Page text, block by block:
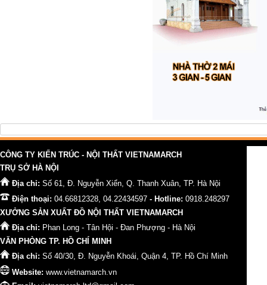
CÔNG TY KIẾN TRÚC - NỘI THẤT VIETNAMARCH
TRỤ SỞ HÀ NỘI
Địa chỉ: Số 61, Đ. Nguyễn Xiển, Q. Thanh Xuân, TP. Hà Nội
Điện thoại: 04.66812328, 04.22434597 - Hotline: 0918.248297
XƯỞNG SẢN XUẤT ĐỒ NỘI THẤT VIETNAMARCH
Địa chỉ: Phan Long - Tân Hội - Đan Phượng - Hà Nội
VĂN PHÒNG TP. HỒ CHÍ MINH
Địa chỉ: Số 40/30, Đ. Nguyễn Khoái, Quận 4, TP. Hồ Chí Minh
Website: www.vietnamarch.vn